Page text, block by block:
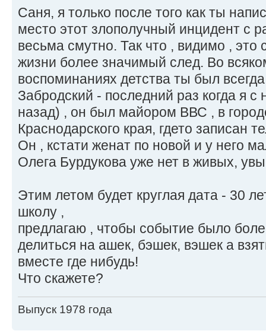
Саня, я только после того как ты
место этот злополучный инцидент с
весьма смутно. Так что , видимо , это
жизни более значимый след. Во
воспоминаниях детства ты был
Забродский - последний раз когда я
назад) , он был майором ВВС , в
Краснодарского края, гдето записан
Он , кстати женат по новой и у него
Олега Бурдукова уже нет в живых,
Этим летом будет круглая дата - 30
школу ,
предлагаю , чтобы событие было
делиться на ашек, бэшек, вэшек а
вместе где нибудь!
Что скажете?
Выпуск 1978 года